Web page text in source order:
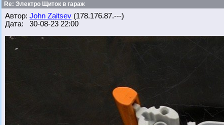
Re: Электро Щиток в гараж
Автор: John Zaitsev (178.176.87.---)
Дата: 30-08-23 22:00